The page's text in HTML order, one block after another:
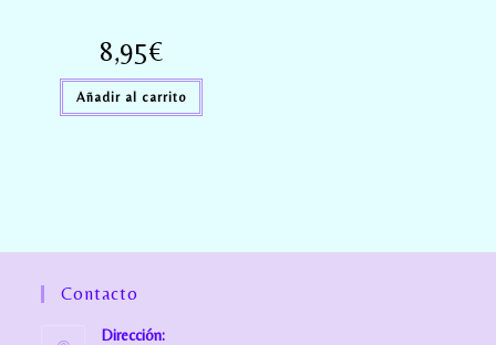
8,95€
Añadir al carrito
Contacto
Dirección: